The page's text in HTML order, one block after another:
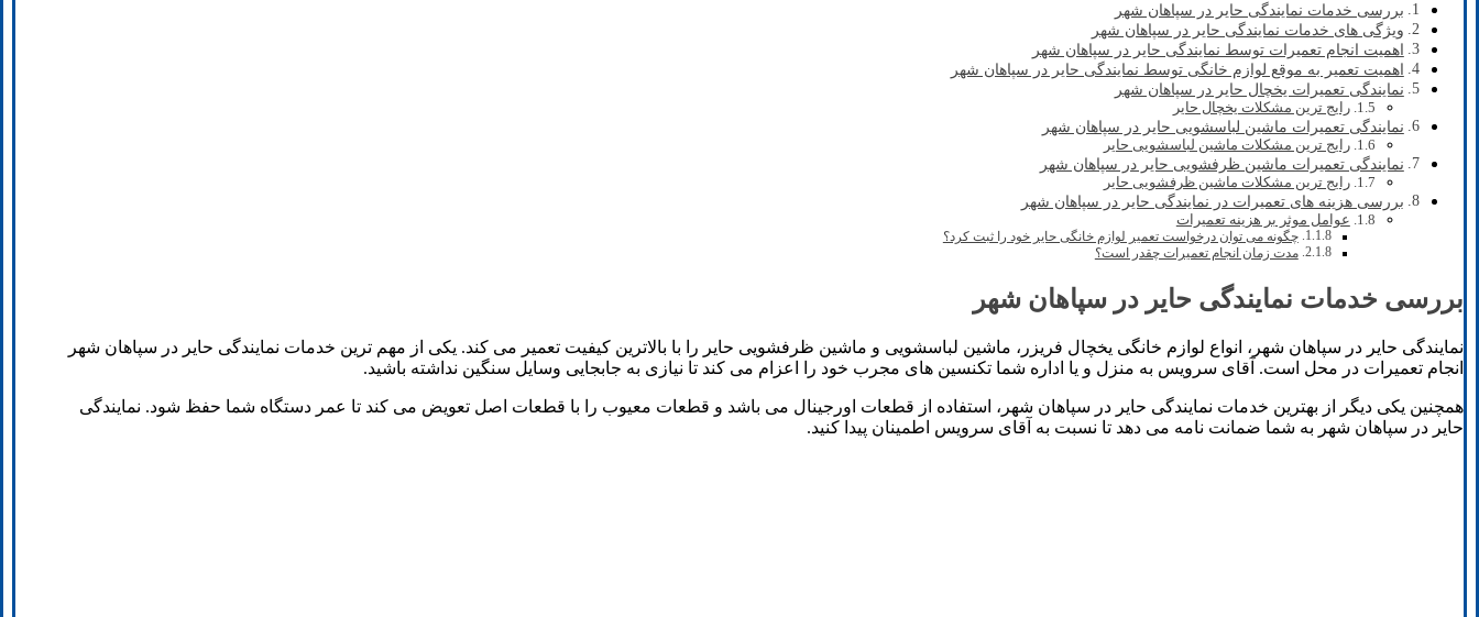
بررسی خدمات نمایندگی حایر در سپاهان شهر
ویژگی ‌های خدمات نمایندگی حایر در سپاهان شهر
اهمیت انجام تعمیرات توسط نمایندگی حایر در سپاهان شهر
اهمیت تعمیر به موقع لوازم خانگی توسط نمایندگی حایر در سپاهان شهر
نمایندگی تعمیرات یخچال حایر در سپاهان شهر
رایج ترین مشکلات یخچال‌ حایر
نمایندگی تعمیرات ماشین لباسشویی حایر در سپاهان شهر
رایج ترین مشکلات ماشین لباسشویی حایر
نمایندگی تعمیرات ماشین ظرفشویی حایر در سپاهان شهر
رایج ترین مشکلات ماشین ظرفشویی حایر
بررسی هزینه های تعمیرات در نمایندگی حایر در سپاهان شهر
عوامل موثر بر هزینه تعمیرات
چگونه می ‌توان درخواست تعمیر لوازم خانگی حایر خود را ثبت کرد؟
مدت زمان انجام تعمیرات چقدر است؟
بررسی خدمات نمایندگی حایر در سپاهان شهر
نمایندگی حایر در سپاهان شهر، انواع لوازم خانگی یخچال فریزر، ماشین لباسشویی و ماشین ظرفشویی حایر را با بالاترین کیفیت تعمیر می کند. یکی از مهم ترین خدمات نمایندگی حایر در سپاهان شهر
انجام تعمیرات در محل است. آقای سرویس به منزل و یا اداره شما تکنسین های مجرب خود را اعزام می کند تا نیازی به جابجایی وسایل سنگین نداشته باشید.
همچنین یکی دیگر از بهترین خدمات نمایندگی حایر در سپاهان شهر، استفاده از قطعات اورجینال می باشد و قطعات معیوب را با قطعات اصل تعویض می کند تا عمر دستگاه شما حفظ شود. نمایندگی
حایر در سپاهان شهر به شما ضمانت نامه می دهد تا نسبت به آقای سرویس اطمینان پیدا کنید.